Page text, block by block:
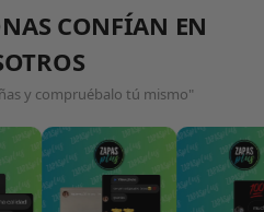
CONFÍAN EN
y compruébalo tú mismo"